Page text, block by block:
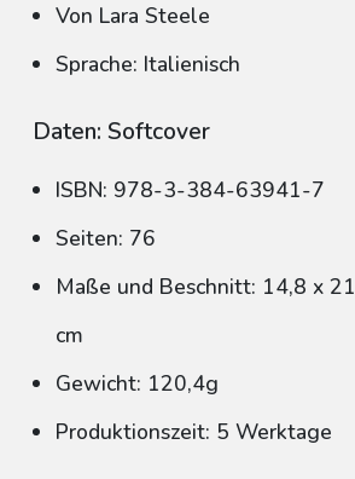
Von Lara Steele
Sprache: Italienisch
Daten: Softcover
ISBN: 978-3-384-63941-7
Seiten: 76
Maße und Beschnitt: 14,8 x 21
cm
Gewicht: 120,4g
Produktionszeit: 5 Werktage